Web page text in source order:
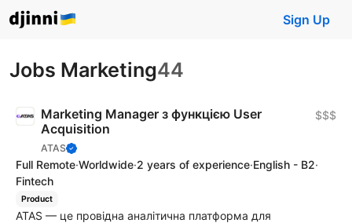
Sign Up
Jobs Marketing44
Marketing Manager з функцією User
Acquisition
ATAS
$$$
Full Remote·Worldwide·2 years of experience·English - B2·
Fintech
Product
ATAS — це провідна аналітична платформа для